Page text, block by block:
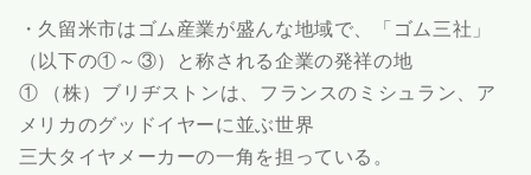
・久留米市はゴム産業が盛んな地域で、「ゴム三社」
（以下の①～③）と称される企業の発祥の地
① （株）ブリヂストンは、フランスのミシュラン、ア
メリカのグッドイヤーに並ぶ世界
三大タイヤメーカーの一角を担っている。